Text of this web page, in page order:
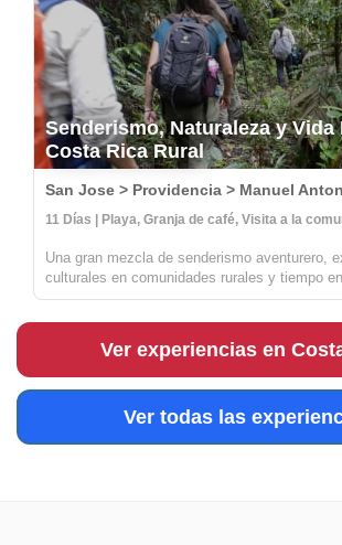
Senderismo, Naturaleza y Vida
Costa Rica Rural
San Jose > Providencia > Manuel
11 Días | Playa, Granja de café, Visita a la
Una gran mezcla de senderismo aventurero,
culturales en comunidades rurales y tiempo
playas más hermosas de Costa Rica.
Ver experiencias en
Ver todas las